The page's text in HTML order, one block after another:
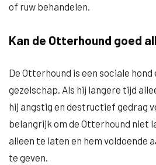
of ruw behandelen.
Kan de Otterhound goed
De Otterhound is een sociale hond
gezelschap. Als hij langere tijd
hij angstig en destructief gedrag
belangrijk om de Otterhound niet
alleen te laten en hem voldoende
te geven.